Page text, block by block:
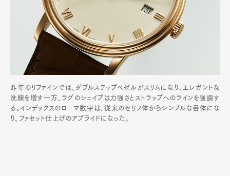
昨年のリファインでは、ダブルステップベゼルがスリムになり、エレガントな
洗練を増す一方、ラグのシェイプは力強さとストラップへのラインを強調す
る。インデックスのローマ数字は、従来のセリフ体からシンプルな書体にな
り、ファセット仕上げのアプライドになった。